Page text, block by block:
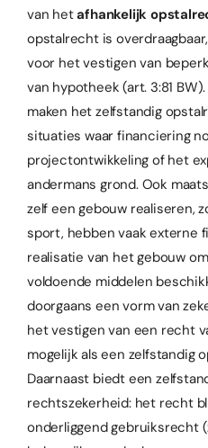
van hetafhankelijk
opstalrecht is
voor het vestigen van
van hypotheek (art. 3:81
maken het zelfstandig
situaties waar financiering
projectontwikkeling of het
andermans grond. Ook
zelf een gebouw realiseren,
sport, hebben vaak externe
realisatie van het gebouw
voldoende middelen
doorgaans een vorm van
het vestigen van een recht
mogelijk als een zelfstandig
Daarnaast biedt een
rechtszekerheid: het recht
onderliggend gebruiksrecht